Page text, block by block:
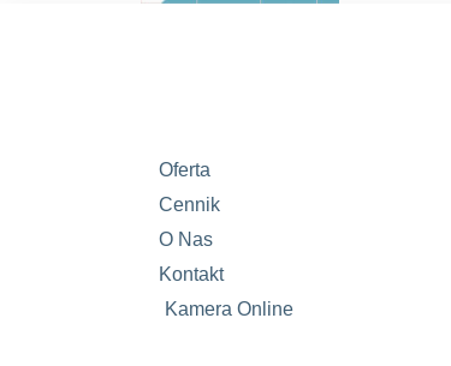
Oferta
Cennik
O Nas
Kontakt
Kamera Online